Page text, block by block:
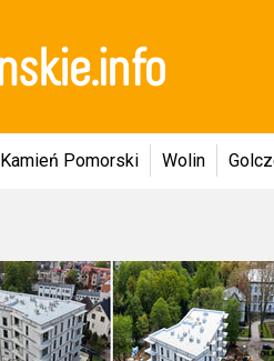
Kamień Pomorski Wolin